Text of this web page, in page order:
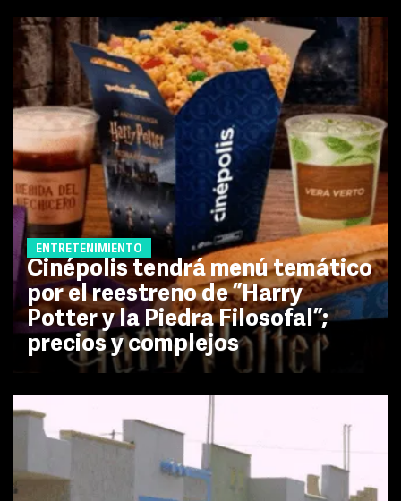
ENTRETENIMIENTO
Cinépolis tendrá menú temático
por el reestreno de ”Harry
Potter y la Piedra Filosofal”;
precios y complejos